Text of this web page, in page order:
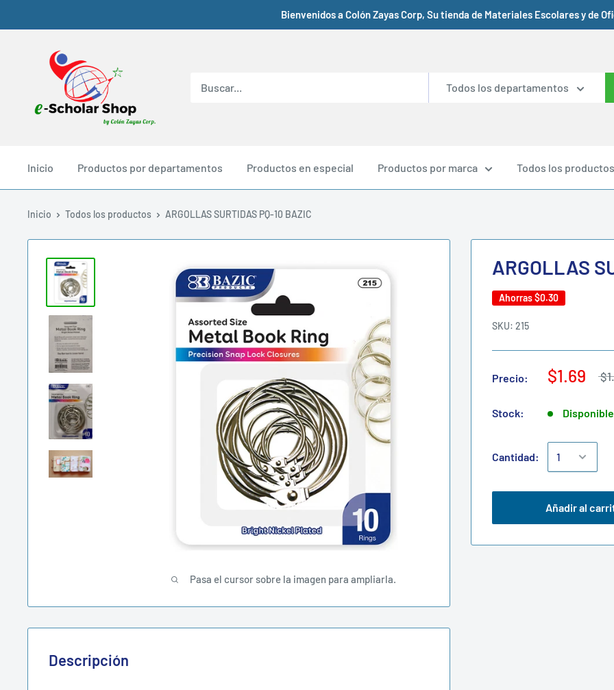
Bienvenidos a Colón Zayas Corp, Su tienda de Materiales Escolares y de
Todos los departamentos
Inicio Productos por departamentos Productos en especial Productos por marca Todos los productos
Inicio Todos los productos ARGOLLAS SURTIDAS PQ-10 BAZIC
Pasa el cursor sobre la imagen para ampliarla.
ARGOLLAS
Ahorras$0.30
SKU: 215
Precio: $1.69
Stock: Disponible
Cantidad:
Añadir al
Descripción